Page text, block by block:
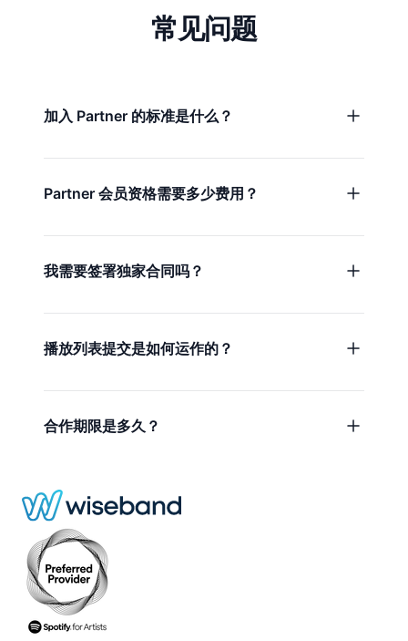
常见问题
加入 Partner 的标准是什么？
Partner 会员资格需要多少费用？
我需要签署独家合同吗？
播放列表提交是如何运作的？
合作期限是多久？